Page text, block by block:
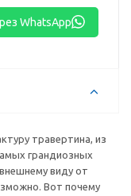
WhatsApp
травертина, из
грандиозных
виду от
Вот почему